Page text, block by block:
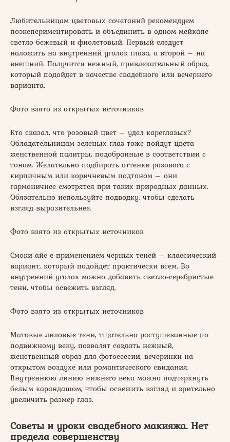
Любительницам цветовых сочетаний рекомендуем
поэкспериментировать и объединить в одном мейкапе
светло-бежевый и фиолетовый. Первый следует
наложить на внутренний уголок глаза, а второй – на
внешний. Получится нежный, привлекательный образ,
который подойдет в качестве свадебного или вечернего
варианта.
Фото взято из открытых источников
Кто сказал, что розовый цвет – удел кареглазых?
Обладательницам зеленых глаз тоже пойдут цвета
женственной палитры, подобранные в соответствии с
тоном. Желательно подбирать оттенки розового с
кирпичным или коричневым подтоном – они
гармоничнее смотрятся при таких природных данных.
Обязательно используйте подводку, чтобы сделать
взгляд выразительнее.
Фото взято из открытых источников
Смоки айс с применением черных теней – классический
вариант, который подойдет практически всем. Во
внутренний уголок можно добавить светло-серебристые
тени, чтобы освежить взгляд.
Фото взято из открытых источников
Матовые лиловые тени, тщательно растушеванные по
подвижному веку, позволят создать нежный,
женственный образ для фотосессии, вечеринки на
открытом воздухе или романтического свидания.
Внутреннюю линию нижнего века можно подчеркнуть
белым карандашом, чтобы освежить взгляд и зрительно
увеличить размер глаз.
Советы и уроки свадебного макияжа. Нет
предела совершенству